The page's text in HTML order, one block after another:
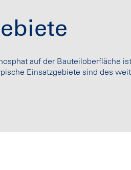
auf der Bauteiloberfläche
Einsatzgebiete sind des